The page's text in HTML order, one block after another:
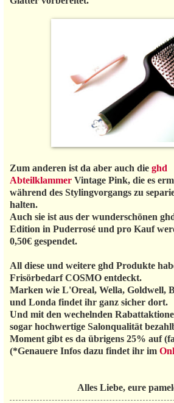
Zum anderen ist da aber auch die ghd
Abteilklammer Vintage Pink, die es
während des Stylingvorgangs zu
halten.
Auch sie ist aus der wunderschönen
Edition in Puderrosé und pro Kauf
0,50€ gespendet.
All diese und weitere ghd Produkte
Frisörbedarf COSMO entdeckt.
Marken wie L'Oreal, Wella, Goldwell,
und Londa findet ihr ganz sicher dort.
Und mit den wechelnden
sogar hochwertige Salonqualität
Moment gibt es da übrigens 25% auf
(*Genauere Infos dazu findet ihr im
Alles Liebe, eure